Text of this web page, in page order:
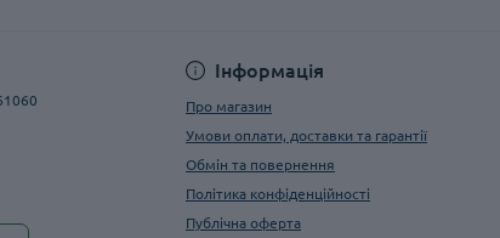
Інформація
Про магазин
Умови оплати, доставки та гарантії
Обмін та повернення
Політика конфіденційності
Публічна оферта